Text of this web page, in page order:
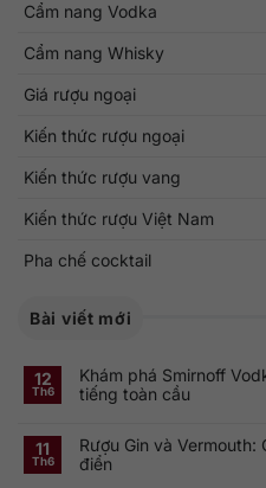
Cẩm nang Vodka
Cẩm nang Whisky
Giá rượu ngoại
Kiến thức rượu ngoại
Kiến thức rượu vang
Kiến thức rượu Việt Nam
Pha chế cocktail
Bài viết mới
12
Th6
Khám phá Smirnoff
tiếng toàn cầu
bình
luận
ở
11
Th6
Rượu Gin và
điển